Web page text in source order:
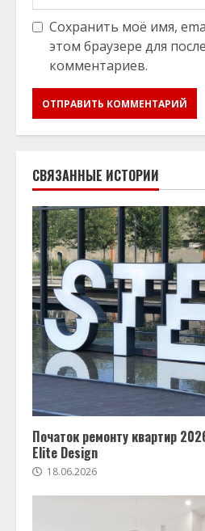
Сохранить моё имя,
этом браузере для
комментариев.
СВЯЗАННЫЕ ИСТОРИИ
Початок ремонту квартир
Elite Design
18.06.2026